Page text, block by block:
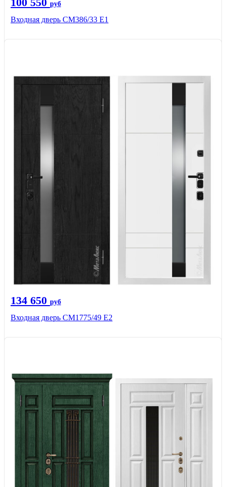
руб
Входная дверь СМ386/33 Е1
134 650 руб
Входная дверь СМ1775/49 Е2